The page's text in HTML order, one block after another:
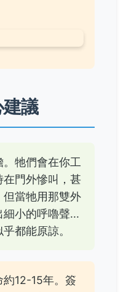
議
牠們會在你工
門外慘叫，甚
當牠用那雙外
小的呼嚕聲...
都能原諒。
12-15年。簽